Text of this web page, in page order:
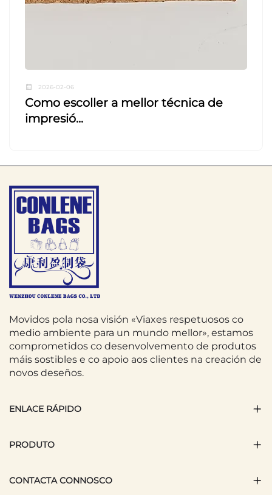
2026-02-06
Como escoller a mellor técnica de
impresió...
Movidos pola nosa visión «Viaxes respetuosos co
medio ambiente para un mundo mellor», estamos
comprometidos co desenvolvemento de produtos
máis sostibles e co apoio aos clientes na creación de
novos deseños.
ENLACE RÁPIDO
PRODUTO
CONTACTA CONNOSCO